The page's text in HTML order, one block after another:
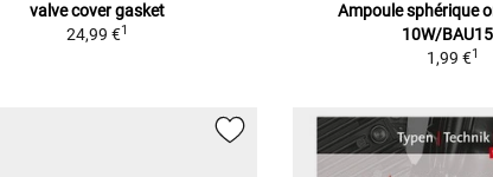
valve cover gasket
24,99 €1
Ampoule sphérique
10W/
1,99 €1